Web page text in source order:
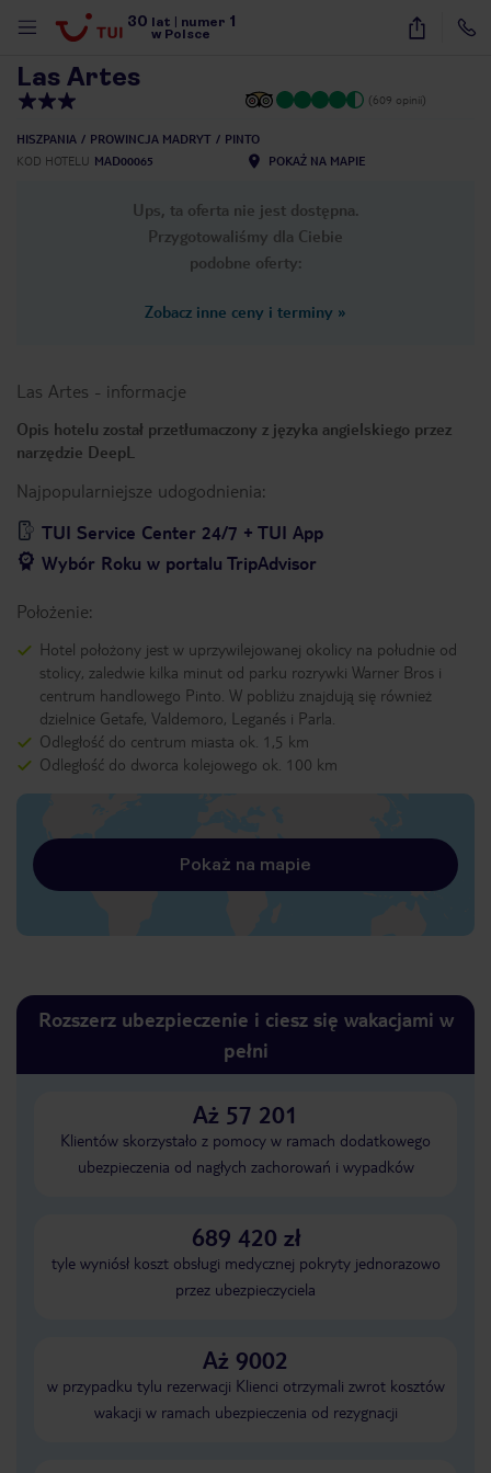
30 lat numer 1
w Polsce
22
Las Artes
(609 opinii)
HISZPANIA PROWINCJA MADRYT
PINTO
KOD HOTELU MAD00065 POKAŻ NA MAPIE
Ups, ta oferta nie jest dostępna.
Przygotowaliśmy dla Ciebie
podobne oferty:
Zobacz inne ceny i terminy »
Las Artes - informacje
Opis hotelu został przetłumaczony z języka angielskiego przez
narzędzie DeepL
Najpopularniejsze udogodnienia:
TUI Service Center 24/7 + TUI App
Wybór Roku w portalu TripAdvisor
Położenie:
Hotel położony jest w uprzywilejowanej okolicy na południe od
stolicy, zaledwie kilka minut od parku rozrywki Warner Bros i
centrum handlowego Pinto. W pobliżu znajdują się również
dzielnice Getafe, Valdemoro, Leganés i Parla.
Odległość do centrum miasta ok. 1,5 km
Odległość do dworca kolejowego ok. 100 km
Pokaż na mapie
Rozszerz ubezpieczenie i ciesz się wakacjami w
pełni
Aż 57 201
Klientów skorzystało z pomocy w ramach dodatkowego
ubezpieczenia od nagłych zachorowań i wypadków
689 420 zł
tyle wyniósł koszt obsługi medycznej pokryty jednorazowo
przez ubezpieczyciela
Aż 9002
w przypadku tylu rezerwacji Klienci otrzymali zwrot kosztów
wakacji w ramach ubezpieczenia od rezygnacji